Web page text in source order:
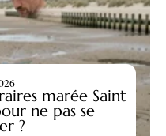
marée Saint
ne pas se
?